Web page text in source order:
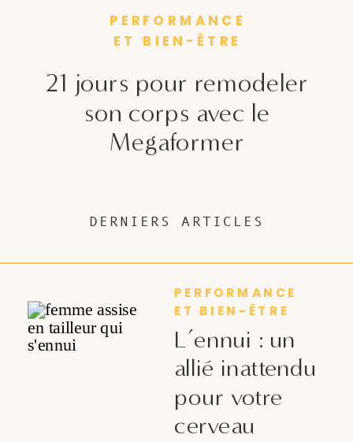
21 jours pour remodeler
son corps avec le
Megaformer
PERFORMANCE
ET BIEN-ÊTRE
L’ennui : un
allié inattendu
pour votre
cerveau
PERFORMANCE
ET BIEN-ÊTRE
DERNIERS ARTICLES